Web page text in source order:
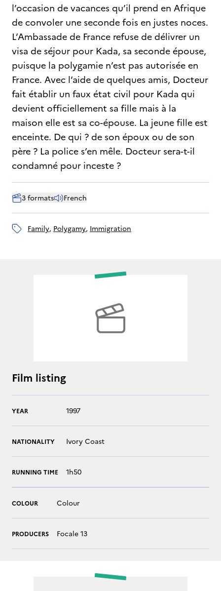
l’occasion de vacances qu’il prend en Afrique
de convoler une seconde fois en justes noces.
L’Ambassade de France refuse de délivrer un
visa de séjour pour Kada, sa seconde épouse,
puisque la polygamie n’est pas autorisée en
France. Avec l’aide de quelques amis, Docteur
fait établir un faux état civil pour Kada qui
devient officiellement sa fille mais à la
maison elle est sa co-épouse. La jeune fille est
enceinte. De qui ? de son époux ou de son
père ? La police s’en mêle. Docteur sera-t-il
condamné pour inceste ?
3 formats French
family, polygamy, immigration
Film listing
YEAR 1997
NATIONALITY Ivory Coast
RUNNING TIME 1h50
COLOUR Colour
PRODUCERS Focale 13